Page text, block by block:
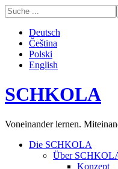
Deutsch
Čeština
Polski
English
SCHKOLA
Voneinander lernen.
Die SCHKOLA
Über
Konzept